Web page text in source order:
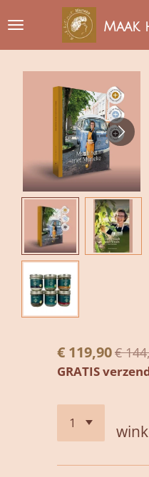
direct
naar
hoofdinhoud
Maak
€ 119,90€
GRATIS